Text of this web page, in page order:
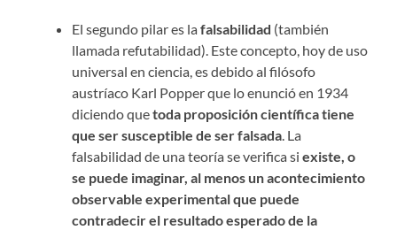
El segundo pilar es lafalsabilidad (también
llamada refutabilidad). Este concepto, hoy de uso
universal en ciencia, es debido al filósofo
austríaco Karl Popper que lo enunció en 1934
diciendo quetoda proposición científica tiene
que ser susceptible de ser falsada. La
falsabilidad de una teoría se verifica siexiste, o
se puede imaginar, al menos un acontecimiento
observable experimental que puede
contradecir el resultado esperado de la